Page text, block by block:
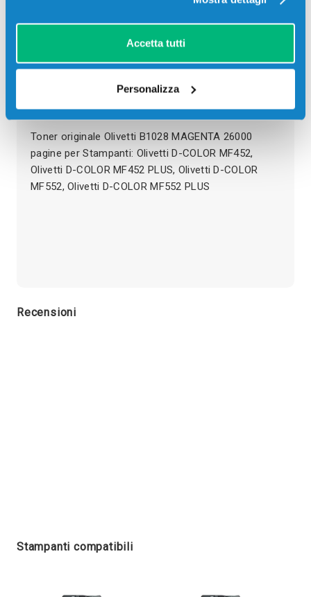
Accetta tutti
Personalizza
Più acquisti, più risparmi:Visita la pagina prodotto per
Toner originale Olivetti B1028 MAGENTA 26000
pagine per Stampanti: Olivetti D-COLOR MF452,
Olivetti D-COLOR MF452 PLUS, Olivetti D-COLOR
MF552, Olivetti D-COLOR MF552 PLUS
Recensioni
Stampanti compatibili